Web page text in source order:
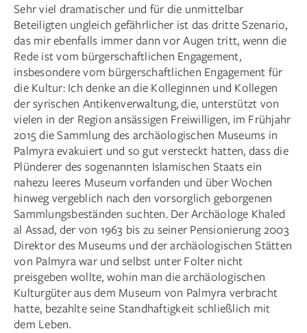
Sehr viel dramatischer und für die unmittelbar
Beteiligten ungleich gefährlicher ist das dritte Szenario,
das mir ebenfalls immer dann vor Augen tritt, wenn die
Rede ist vom bürgerschaftlichen Engagement,
insbesondere vom bürgerschaft­lichen Engagement für
die Kultur: Ich denke an die Kolleginnen und Kollegen
der syrischen Antikenverwaltung, die, unterstützt von
vielen in der Region ansässigen Freiwilligen, im Frühjahr
2015 die Sammlung des archäologischen Museums in
Palmyra evakuiert und so gut versteckt hatten, dass die
Plünderer des sogenannten Islamischen Staats ein
nahezu leeres Museum vorfanden und über Wochen
hinweg vergeblich nach den vorsorglich geborgenen
Sammlungsbeständen suchten. Der Archäologe Khaled
al Assad, der von 1963 bis zu seiner Pensionierung 2003
Direktor des Museums und der archäologischen Stätten
von ­Palmyra war und selbst unter Folter nicht
preisgeben wollte, ­wohin man die archäologischen
Kulturgüter aus dem Museum von Palmyra verbracht
hatte, bezahlte seine Standhaftigkeit schließlich mit
dem Leben.